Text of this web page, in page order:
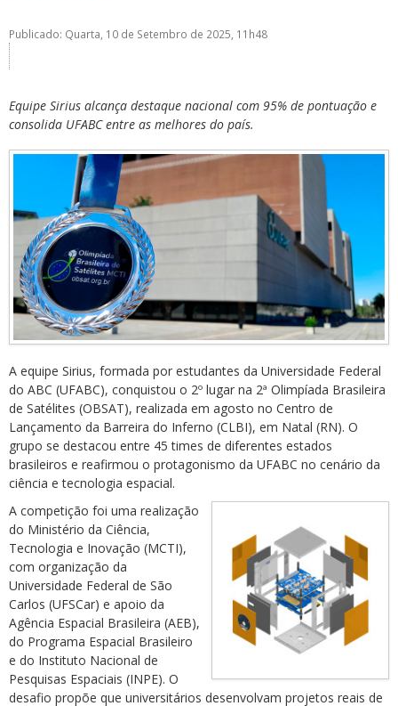
Publicado: Quarta, 10 de Setembro de 2025, 11h48
Equipe Sirius alcança destaque nacional com 95% de pontuação e
consolida UFABC entre as melhores do país.
A equipe Sirius, formada por estudantes da Universidade Federal
do ABC (UFABC), conquistou o 2º lugar na 2ª Olimpíada Brasileira
de Satélites (OBSAT), realizada em agosto no Centro de
Lançamento da Barreira do Inferno (CLBI), em Natal (RN). O
grupo se destacou entre 45 times de diferentes estados
brasileiros e reafirmou o protagonismo da UFABC no cenário da
ciência e tecnologia espacial.
A competição foi uma realização
do Ministério da Ciência,
Tecnologia e Inovação (MCTI),
com organização da
Universidade Federal de São
Carlos (UFSCar) e apoio da
Agência Espacial Brasileira (AEB),
do Programa Espacial Brasileiro
e do Instituto Nacional de
Pesquisas Espaciais (INPE). O
desafio propõe que universitários desenvolvam projetos reais de